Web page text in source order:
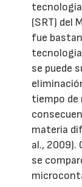
(SRT) del
fue
se puede
tiempo de
materia
al., 2009).
se